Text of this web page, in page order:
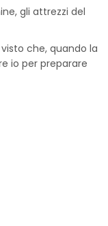
gli attrezzi del
che, quando la
io per preparare